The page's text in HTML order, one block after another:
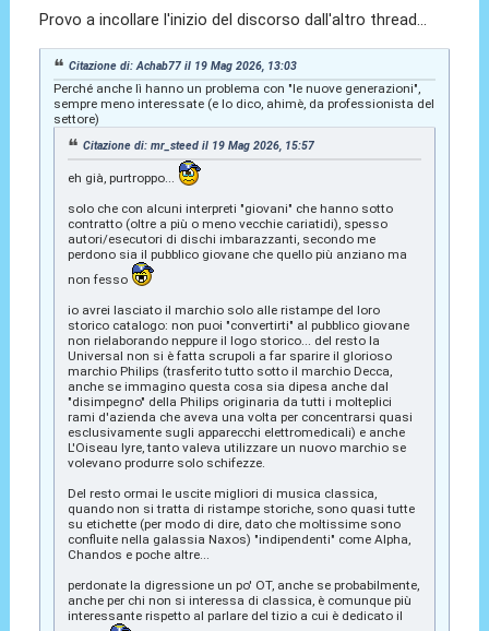
Provo a incollare l'inizio del discorso dall'altro thread...
Citazione di: Achab77 il 19 Mag 2026, 13:03
Perché anche lì hanno un problema con "le nuove generazioni",
sempre meno interessate (e lo dico, ahimè, da professionista del
settore)
Citazione di: mr_steed il 19 Mag 2026, 15:57
eh già, purtroppo...
solo che con alcuni interpreti "giovani" che hanno sotto
contratto (oltre a più o meno vecchie cariatidi), spesso
autori/esecutori di dischi imbarazzanti, secondo me
perdono sia il pubblico giovane che quello più anziano ma
non fesso
io avrei lasciato il marchio solo alle ristampe del loro
storico catalogo: non puoi "convertirti" al pubblico giovane
non rielaborando neppure il logo storico... del resto la
Universal non si è fatta scrupoli a far sparire il glorioso
marchio Philips (trasferito tutto sotto il marchio Decca,
anche se immagino questa cosa sia dipesa anche dal
"disimpegno" della Philips originaria da tutti i molteplici
rami d'azienda che aveva una volta per concentrarsi quasi
esclusivamente sugli apparecchi elettromedicali) e anche
L'Oiseau lyre, tanto valeva utilizzare un nuovo marchio se
volevano produrre solo schifezze.
Del resto ormai le uscite migliori di musica classica,
quando non si tratta di ristampe storiche, sono quasi tutte
su etichette (per modo di dire, dato che moltissime sono
confluite nella galassia Naxos) "indipendenti" come Alpha,
Chandos e poche altre...
perdonate la digressione un po' OT, anche se probabilmente,
anche per chi non si interessa di classica, è comunque più
interessante rispetto al parlare del tizio a cui è dedicato il